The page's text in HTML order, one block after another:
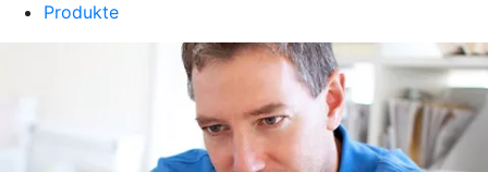
Produkte